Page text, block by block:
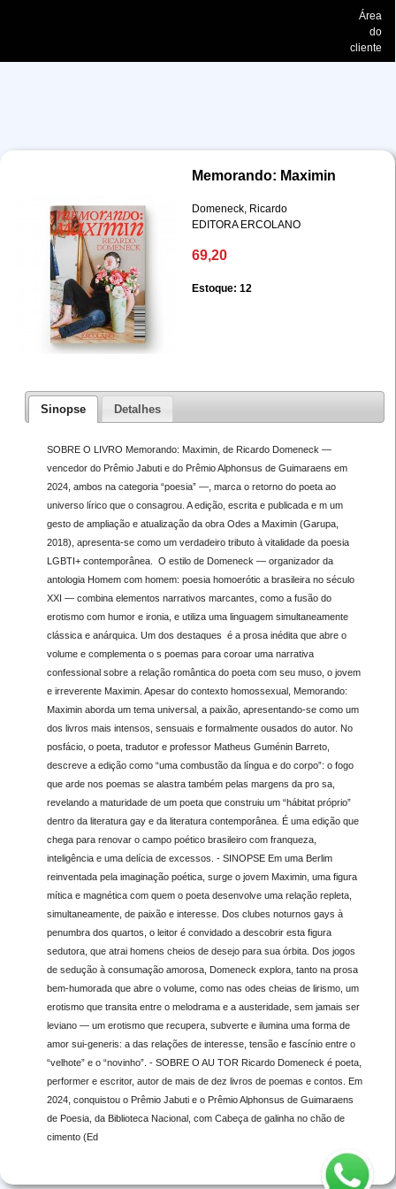
Área
do
cliente
Memorando: Maximin
Domeneck, Ricardo
EDITORA ERCOLANO
69,20
Estoque: 12
Sinopse Detalhes
SOBRE O LIVRO Memorando: Maximin, de Ricardo Domeneck —
vencedor do Prêmio Jabuti e do Prêmio Alphonsus de Guimaraens em
2024, ambos na categoria “poesia” —, marca o retorno do poeta ao
universo lírico que o consagrou. A edição, escrita e publicada e m um
gesto de ampliação e atualização da obra Odes a Maximin (Garupa,
2018), apresenta-se como um verdadeiro tributo à vitalidade da poesia
LGBTI+ contemporânea. O estilo de Domeneck — organizador da
antologia Homem com homem: poesia homoerótic a brasileira no século
XXI — combina elementos narrativos marcantes, como a fusão do
erotismo com humor e ironia, e utiliza uma linguagem simultaneamente
clássica e anárquica. Um dos destaques é a prosa inédita que abre o
volume e complementa o s poemas para coroar uma narrativa
confessional sobre a relação romântica do poeta com seu muso, o jovem
e irreverente Maximin. Apesar do contexto homossexual, Memorando:
Maximin aborda um tema universal, a paixão, apresentando-se como um
dos livros mais intensos, sensuais e formalmente ousados do autor. No
posfácio, o poeta, tradutor e professor Matheus Guménin Barreto,
descreve a edição como “uma combustão da língua e do corpo”: o fogo
que arde nos poemas se alastra também pelas margens da pro sa,
revelando a maturidade de um poeta que construiu um “hábitat próprio”
dentro da literatura gay e da literatura contemporânea. É uma edição que
chega para renovar o campo poético brasileiro com franqueza,
inteligência e uma delícia de excessos. - SINOPSE Em uma Berlim
reinventada pela imaginação poética, surge o jovem Maximin, uma figura
mítica e magnética com quem o poeta desenvolve uma relação repleta,
simultaneamente, de paixão e interesse. Dos clubes noturnos gays à
penumbra dos quartos, o leitor é convidado a descobrir esta figura
sedutora, que atrai homens cheios de desejo para sua órbita. Dos jogos
de sedução à consumação amorosa, Domeneck explora, tanto na prosa
bem-humorada que abre o volume, como nas odes cheias de lirismo, um
erotismo que transita entre o melodrama e a austeridade, sem jamais ser
leviano — um erotismo que recupera, subverte e ilumina uma forma de
amor sui-generis: a das relações de interesse, tensão e fascínio entre o
“velhote” e o “novinho”. - SOBRE O AU TOR Ricardo Domeneck é poeta,
performer e escritor, autor de mais de dez livros de poemas e contos. Em
2024, conquistou o Prêmio Jabuti e o Prêmio Alphonsus de Guimaraens
de Poesia, da Biblioteca Nacional, com Cabeça de galinha no chão de
cimento (Ed